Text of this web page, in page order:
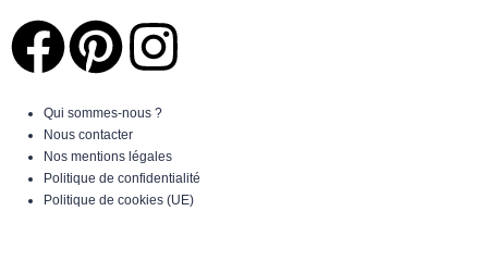
Qui sommes-nous ?
Nous contacter
Nos mentions légales
Politique de confidentialité
Politique de cookies (UE)